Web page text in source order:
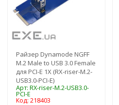
Райзер Dynamode NGFF
M.2 Male to USB 3.0 Female
для PCI-E 1X (RX-riser-M.2-
USB3.0-PCI-E)
Арт: RX-riser-M.2-USB3.0-
PCI-E
Код: 218403